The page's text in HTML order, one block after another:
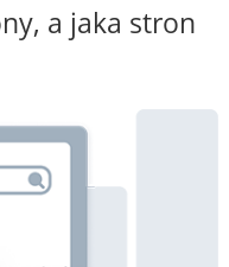
a jaka stron